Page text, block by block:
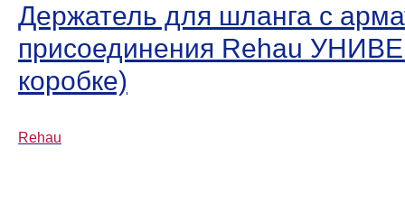
Держатель для шланга с
присоединения Rehau
коробке)
Rehau